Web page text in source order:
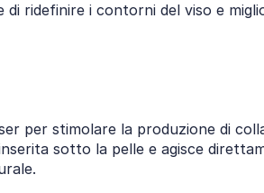
ridefinire i contorni del viso e
per stimolare la produzione di
sotto la pelle e agisce